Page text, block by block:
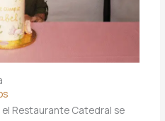
Restaurante Catedral se